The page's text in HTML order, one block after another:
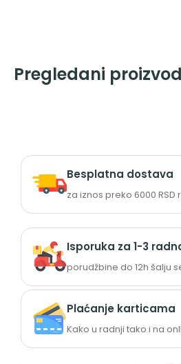
Pregledani
Besplatna dostava
za iznos preko 6000 RSD
Isporuka za 1-3
porudžbine do 12h šalju
Plaćanje karticama
Kako u radnji tako i na